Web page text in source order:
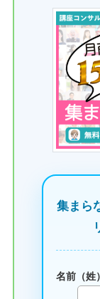
集まら
名前（姓）